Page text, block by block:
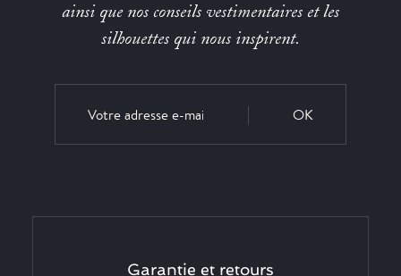
ainsi que nos conseils vestimentaires et les
silhouettes qui nous inspirent.
OK
Garantie et retours